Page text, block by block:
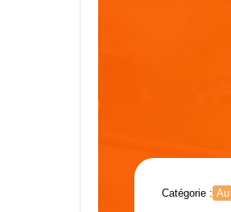
Catégorie : Au